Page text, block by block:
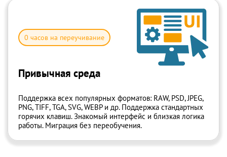
Привычная среда
Поддержка всех популярных форматов: RAW, PSD, JPEG,
PNG, TIFF, TGA, SVG, WEBP и др. Поддержка стандартных
горячих клавиш. Знакомый интерфейс и близкая логика
работы. Миграция без переобучения.
0 часов на переучивание